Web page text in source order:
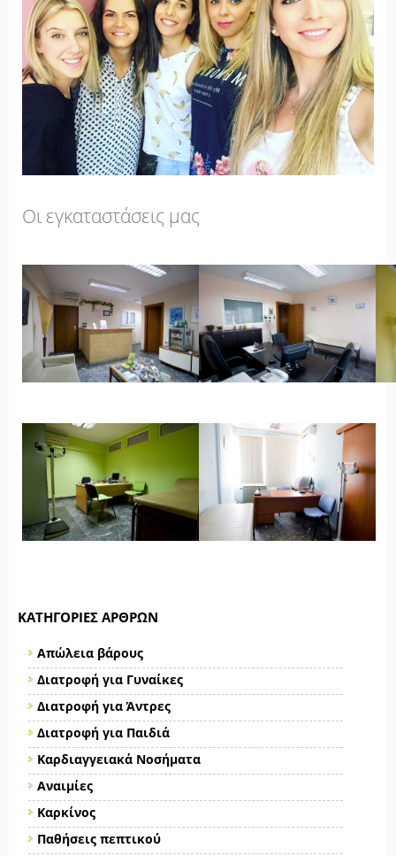
Οι εγκαταστάσεις μας
ΚΑΤΗΓΟΡΊΕΣ ΆΡΘΡΩΝ
Απώλεια βάρους
Διατροφή για Γυναίκες
Διατροφή για Άντρες
Διατροφή για Παιδιά
Καρδιαγγειακά Νοσήματα
Αναιμίες
Καρκίνος
Παθήσεις πεπτικού